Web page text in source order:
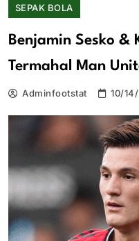
SEPAK BOLA
Benjamin Sesko &
Termahal Man
Adminfootstat 10/